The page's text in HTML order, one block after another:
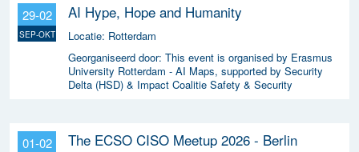
29-02
SEP-OKT
AI Hype, Hope and Humanity
Locatie: Rotterdam
Georganiseerd door: This event is organised by Erasmus
University Rotterdam - AI Maps, supported by Security
Delta (HSD) & Impact Coalitie Safety & Security
01-02 The ECSO CISO Meetup 2026 - Berlin